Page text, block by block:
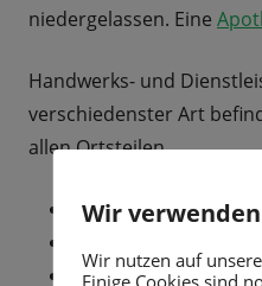
niedergelassen. Eine
Handwerks- und
verschiedenster Art
allen Ortsteilen.
Bibliotheken
Wir
Wir nutzen auf
Einige Cookies sind